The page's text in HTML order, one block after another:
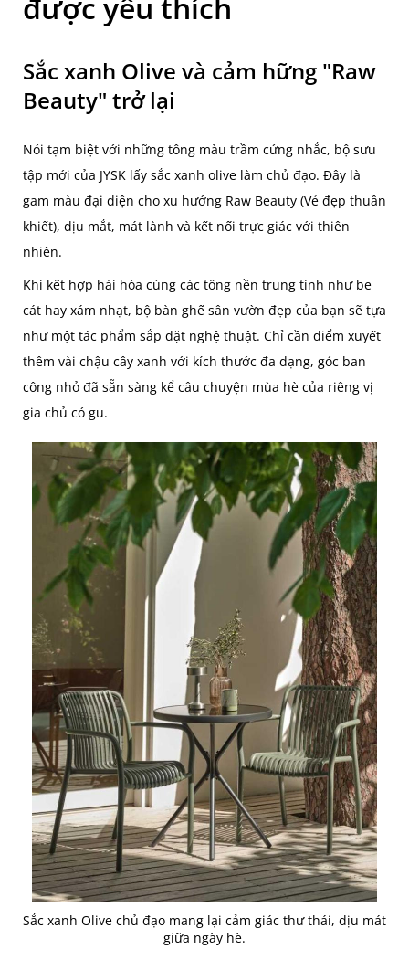
Sắc xanh Olive và cảm hững "Raw
Beauty" trở lại
Nói tạm biệt với những tông màu trầm cứng nhắc, bộ sưu
tập mới của JYSK lấy sắc xanh olive làm chủ đạo. Đây là
gam màu đại diện cho xu hướng Raw Beauty (Vẻ đẹp thuần
khiết), dịu mắt, mát lành và kết nối trực giác với thiên
nhiên.
Khi kết hợp hài hòa cùng các tông nền trung tính như be
cát hay xám nhạt, bộ bàn ghế sân vườn đẹp của bạn sẽ tựa
như một tác phẩm sắp đặt nghệ thuật. Chỉ cần điểm xuyết
thêm vài chậu cây xanh với kích thước đa dạng, góc ban
công nhỏ đã sẵn sàng kể câu chuyện mùa hè của riêng vị
gia chủ có gu.
Sắc xanh Olive chủ đạo mang lại cảm giác thư thái, dịu mát
giữa ngày hè.